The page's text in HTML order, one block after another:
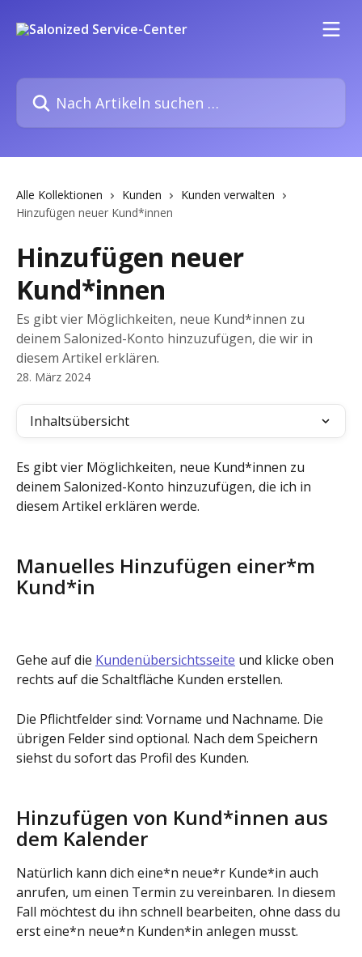
Nach Artikeln suchen …
Alle Kollektionen Kunden
Kunden verwalten
Hinzufügen neuer Kund*innen
Hinzufügen neuer
Kund*innen
Es gibt vier Möglichkeiten, neue Kund*innen zu
deinem Salonized-Konto hinzuzufügen, die wir in
diesem Artikel erklären.
28. März 2024
Inhaltsübersicht
Es gibt vier Möglichkeiten, neue Kund*innen zu
deinem Salonized-Konto hinzuzufügen, die ich in
diesem Artikel erklären werde.
Manuelles Hinzufügen einer*m
Kund*in
Gehe auf die Kundenübersichtsseite und klicke oben
rechts auf die Schaltfläche Kunden erstellen.
Die Pflichtfelder sind: Vorname und Nachname. Die
übrigen Felder sind optional. Nach dem Speichern
siehst du sofort das Profil des Kunden.
Hinzufügen von Kund*innen aus
dem Kalender
Natürlich kann dich eine*n neue*r Kunde*in auch
anrufen, um einen Termin zu vereinbaren. In diesem
Fall möchtest du ihn schnell bearbeiten, ohne dass du
erst eine*n neue*n Kunden*in anlegen musst.